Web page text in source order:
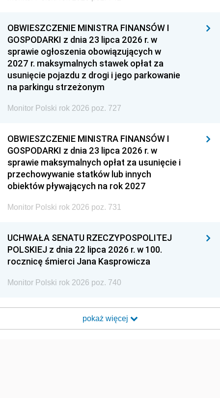
OBWIESZCZENIE MINISTRA FINANSÓW I
GOSPODARKI z dnia 23 lipca 2026 r. w
sprawie ogłoszenia obowiązujących w
2027 r. maksymalnych stawek opłat za
usunięcie pojazdu z drogi i jego parkowanie
na parkingu strzeżonym
Monitor Polski rok 2026 poz. 727
OBWIESZCZENIE MINISTRA FINANSÓW I
GOSPODARKI z dnia 23 lipca 2026 r. w
sprawie maksymalnych opłat za usunięcie i
przechowywanie statków lub innych
obiektów pływających na rok 2027
Monitor Polski rok 2026 poz. 731
UCHWAŁA SENATU RZECZYPOSPOLITEJ
POLSKIEJ z dnia 22 lipca 2026 r. w 100.
rocznicę śmierci Jana Kasprowicza
Monitor Polski rok 2026 poz. 740
pokaż więcej